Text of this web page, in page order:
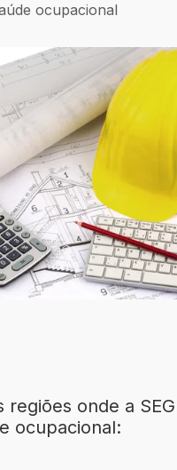
ocupacional
regiões onde a
ocupacional: